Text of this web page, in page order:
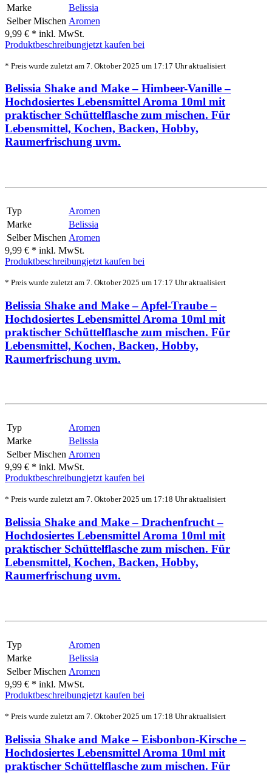
Marke
Belissia
Selber Mischen Aromen
9,99 € * inkl. MwSt.
Produktbeschreibungjetzt kaufen bei
* Preis wurde zuletzt am 7. Oktober 2025 um 17:17 Uhr aktualisiert
Belissia Shake and Make – Himbeer-Vanille –
Hochdosiertes Lebensmittel Aroma 10ml mit
praktischer Schüttelflasche zum mischen. Für
Lebensmittel, Kochen, Backen, Hobby,
Raumerfrischung uvm.
Typ
Aromen
Marke
Belissia
Selber Mischen Aromen
9,99 € * inkl. MwSt.
Produktbeschreibungjetzt kaufen bei
* Preis wurde zuletzt am 7. Oktober 2025 um 17:17 Uhr aktualisiert
Belissia Shake and Make – Apfel-Traube –
Hochdosiertes Lebensmittel Aroma 10ml mit
praktischer Schüttelflasche zum mischen. Für
Lebensmittel, Kochen, Backen, Hobby,
Raumerfrischung uvm.
Typ
Aromen
Marke
Belissia
Selber Mischen Aromen
9,99 € * inkl. MwSt.
Produktbeschreibungjetzt kaufen bei
* Preis wurde zuletzt am 7. Oktober 2025 um 17:18 Uhr aktualisiert
Belissia Shake and Make – Drachenfrucht –
Hochdosiertes Lebensmittel Aroma 10ml mit
praktischer Schüttelflasche zum mischen. Für
Lebensmittel, Kochen, Backen, Hobby,
Raumerfrischung uvm.
Typ
Aromen
Marke
Belissia
Selber Mischen Aromen
9,99 € * inkl. MwSt.
Produktbeschreibungjetzt kaufen bei
* Preis wurde zuletzt am 7. Oktober 2025 um 17:18 Uhr aktualisiert
Belissia Shake and Make – Eisbonbon-Kirsche –
Hochdosiertes Lebensmittel Aroma 10ml mit
praktischer Schüttelflasche zum mischen. Für